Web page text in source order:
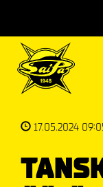
17.05.2024